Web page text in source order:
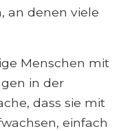
an denen viele
Menschen mit
in der
dass sie mit
einfach